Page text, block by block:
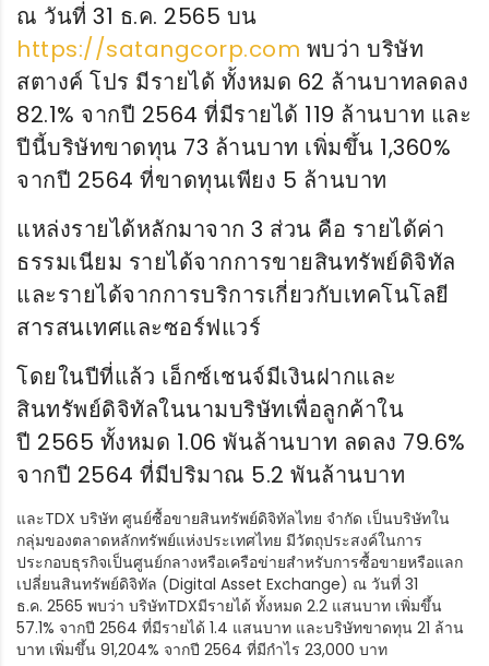
ณ วันที่ 31 ธ.ค. 2565 บน
https://satangcorp.com พบว่า บริษัท
สตางค์ โปร มีรายได้ ทั้งหมด 62 ล้านบาทลดลง
82.1% จากปี 2564 ที่มีรายได้ 119 ล้านบาท และ
ปีนี้บริษัทขาดทุน 73 ล้านบาท เพิ่มขึ้น 1,360%
จากปี 2564 ที่ขาดทุนเพียง 5 ล้านบาท
แหล่งรายได้หลักมาจาก 3 ส่วน คือ รายได้ค่า
ธรรมเนียม รายได้จากการขายสินทรัพย์ดิจิทัล
และรายได้จากการบริการเกี่ยวกับเทคโนโลยี
สารสนเทศและซอร์ฟแวร์
โดยในปีที่แล้ว เอ็กซ์เชนจ์มีเงินฝากและ
สินทรัพย์ดิจิทัลในนามบริษัทเพื่อลูกค้าใน
ปี 2565 ทั้งหมด 1.06 พันล้านบาท ลดลง 79.6%
จากปี 2564 ที่มีปริมาณ 5.2 พันล้านบาท
และTDX บริษัท ศูนย์ซื้อขายสินทรัพย์ดิจิทัลไทย จำกัด เป็นบริษัทใน
กลุ่มของตลาดหลักทรัพย์แห่งประเทศไทย มีวัตถุประสงค์ในการ
ประกอบธุรกิจเป็นศูนย์กลางหรือเครือข่ายสำหรับการซื้อขายหรือแลก
เปลี่ยนสินทรัพย์ดิจิทัล (Digital Asset Exchange) ณ วันที่ 31
ธ.ค. 2565 พบว่า บริษัทTDXมีรายได้ ทั้งหมด 2.2 แสนบาท เพิ่มขึ้น
57.1% จากปี 2564 ที่มีรายได้ 1.4 แสนบาท และบริษัทขาดทุน 21 ล้าน
บาท เพิ่มขึ้น 91,204% จากปี 2564 ที่มีกำไร 23,000 บาท